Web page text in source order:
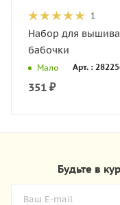
1
Набор для
бабочки
Мало Арт. :
351 ₽
Будьте в